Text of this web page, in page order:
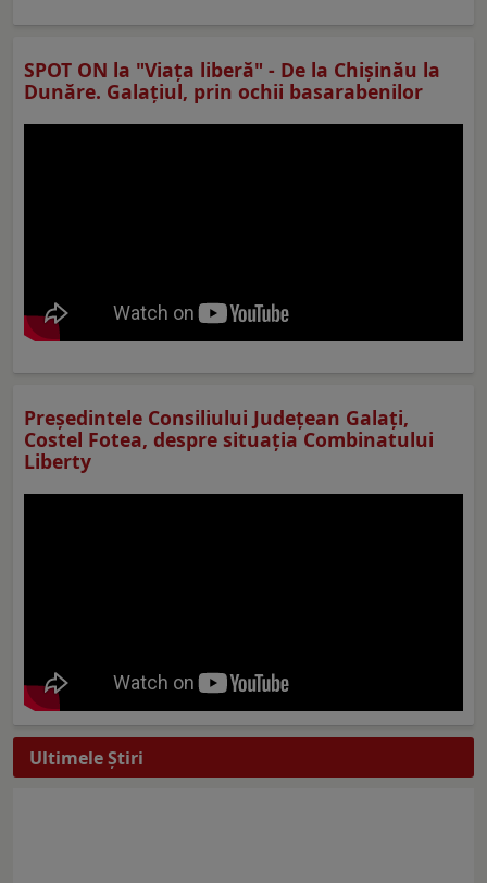
SPOT ON la "Viaţa liberă" - De la Chișinău la
Dunăre. Galațiul, prin ochii basarabenilor
Preşedintele Consiliului Judeţean Galaţi,
Costel Fotea, despre situaţia Combinatului
Liberty
Ultimele Ştiri